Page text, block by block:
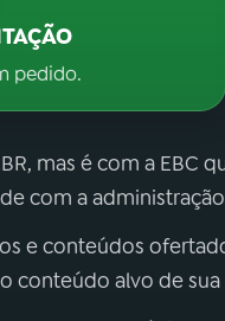
pedido.
mas é com a EBC
com a
e conteúdos
conteúdo alvo de